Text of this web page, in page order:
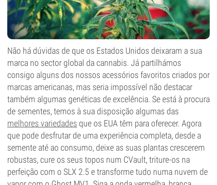
Não há dúvidas de que os Estados Unidos deixaram a sua
marca no sector global da cannabis. Já partilhámos
consigo alguns dos nossos acessórios favoritos criados por
marcas americanas, mas seria impossível não destacar
também algumas genéticas de excelência. Se está à procura
de sementes, temos à sua disposição algumas das
melhores variedades que os EUA têm para oferecer. Agora
que pode desfrutar de uma experiência completa, desde a
semente até ao consumo, deixe as suas plantas crescerem
robustas, cure os seus topos num CVault, triture-os na
perfeição com o SLX 2.5 e transforme tudo numa nuvem de